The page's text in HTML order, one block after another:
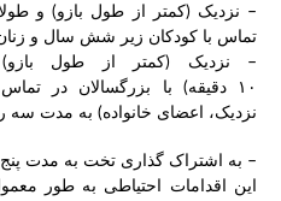
تماس با کودکان زیر شش سال و
– نزدیک (کمتر از طول
۱۰ دقیقه) با بزرگسالان در
نزدیک، اعضای خانواده) به مدت سه
– به اشتراک گذاری تخت به مدت پنج
این اقدامات احتیاطی به طور